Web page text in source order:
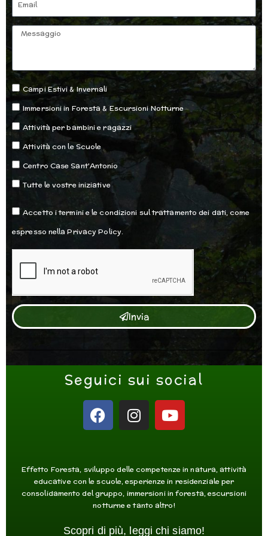
Messaggio
Opzioni
Campi Estivi & Invernali
Immersioni in Foresta & Escursioni Notturne
Attività per bambini e ragazzi
Attività con le Scuole
Centro Case Sant'Antonio
Tutte le vostre iniziative
Accettazione
Accetto i termini e le condizioni sul trattamento dei dati, come
espresso nella Privacy Policy.
Invia
Seguici sui social
F
a
b
o
o
k
I
n
a
g
r
a
m
Y
o
u
b
e
Effetto Foresta, sviluppo delle competenze in natura, attività
educative con le scuole, esperienze in residenziale per
consolidamento del gruppo, immersioni in foresta, escursioni
notturne e tanto altro!
Scopri di più, leggi chi siamo!